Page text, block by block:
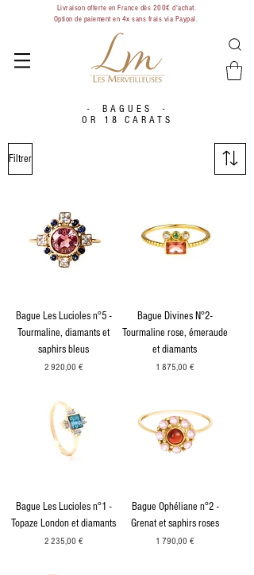
Livraison offerte en France dès 200€ d'achat.
Option de paiement en 4x sans frais via Paypal.
- BAGUES -
OR 18 CARATS
Filtrer
Bague Les Lucioles n°5 -
Tourmaline, diamants et
saphirs bleus
Prix
2 920,00 €
Bague Divines N°2-
Tourmaline rose, émeraude
et diamants
Prix
1 875,00 €
Bague Les Lucioles n°1 -
Topaze London et diamants
Prix
2 235,00 €
Bague Ophéliane n°2 -
Grenat et saphirs roses
Prix
1 790,00 €